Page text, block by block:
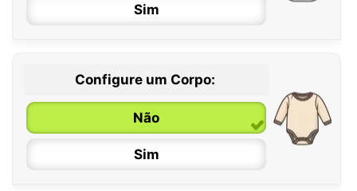
Sim
Configure um Corpo:
Não
Sim